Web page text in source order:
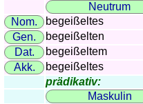
Suchbild
Tierquiz
Neutrum
Nom.
begeißeltes
Gen.
begeißelten
Dat.
begeißeltem
Akk.
begeißeltes
prädikativ:
Maskulin